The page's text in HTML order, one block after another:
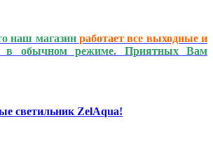
наш магазин работает все выходные и
обычном режиме. Приятных Вам
светильник ZelAqua!